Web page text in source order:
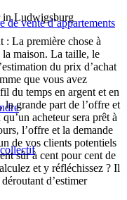
de vente d’appartements
: La première chose à
la maison. La taille, le
du prix d’achat
que vous avez
du temps en argent et en
grande part de l’offre et
acheteur sera prêt à
l’offre et la demande
de vos clients potentiels
sûr à cent pour cent de
et y réfléchissez ? Il
d’estimer